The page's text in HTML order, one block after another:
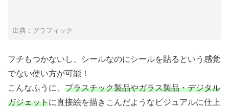
出典：グラフィック
フチもつかないし、シールなのにシールを貼るという感覚
でない使い方が可能！
こんなふうに、 プラスチック製品やガラス製品・デジタル
ガジェットに直接絵を描きこんだようなビジュアルに仕上